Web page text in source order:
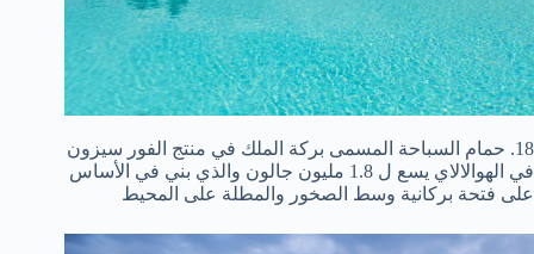
18. حمام السباحة المسمى بركة الملك في منتج الفور سيزون
في الهوالالاي يسع ل 1.8 مليون جالون والذي بني في الأساس
على فتحة بركانية وسط الصخور والمطلة على المحيط